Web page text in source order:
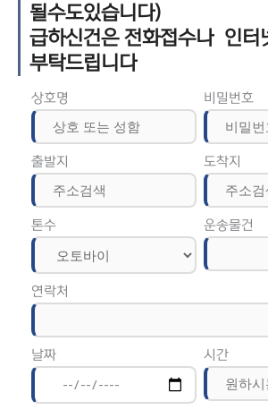
될수도있습니다)
급하신건은 전화접수나 인터
부탁드립니다
상호명 비밀번호
출발지 도착지
톤수 운송물건
연락처
날짜 시간